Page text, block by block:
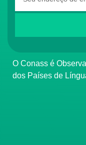
O Conass é Observador Consultivo da Comunidade
dos Países de